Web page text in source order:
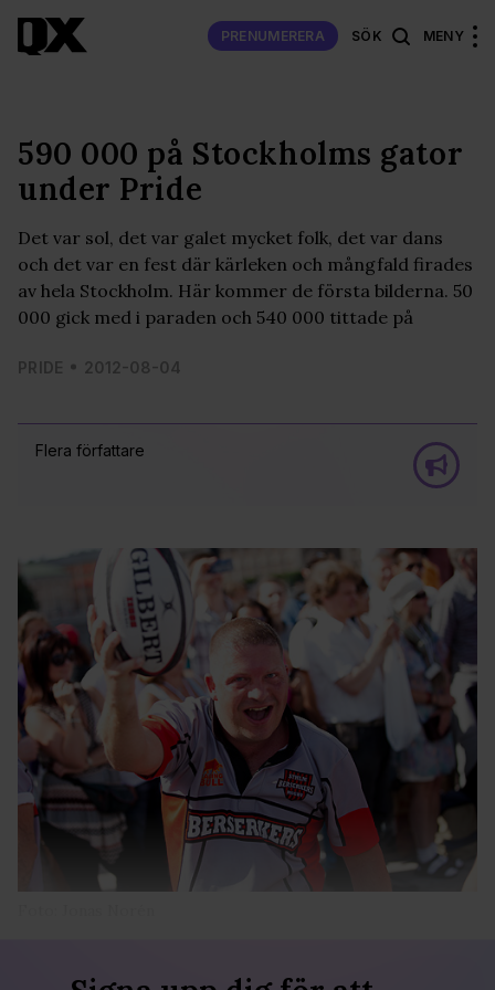
PRENUMERERA SÖK MENY
Flera författare
590 000 på Stockholms gator
under Pride
Det var sol, det var galet mycket folk, det var dans
och det var en fest där kärleken och mångfald firades
av hela Stockholm. Här kommer de första bilderna. 50
000 gick med i paraden och 540 000 tittade på
PRIDE 2012-08-04